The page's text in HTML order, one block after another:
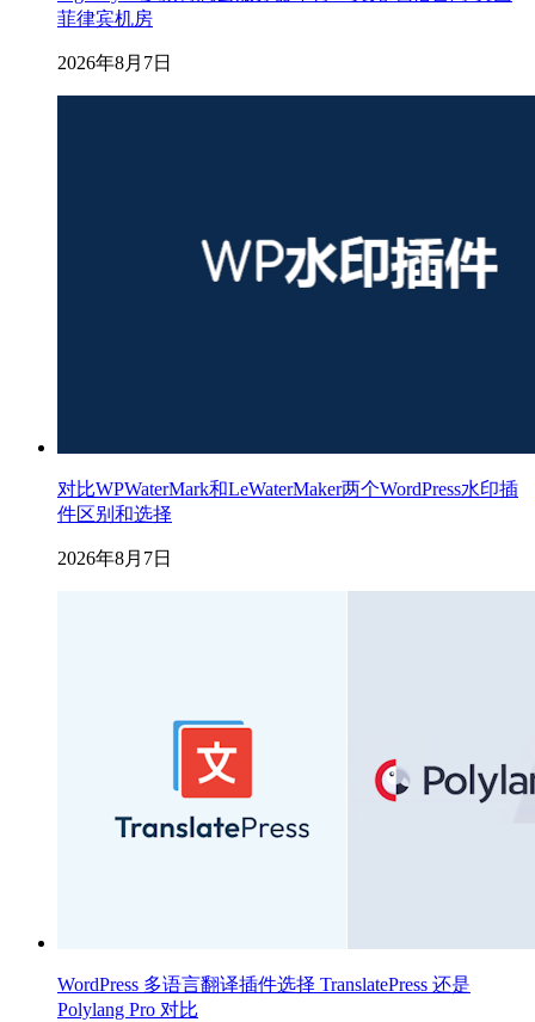
菲律宾机房
2026年8月7日
对比WPWaterMark和LeWaterMaker两个WordPress水印插
件区别和选择
2026年8月7日
WordPress 多语言翻译插件选择 TranslatePress 还是
Polylang Pro 对比